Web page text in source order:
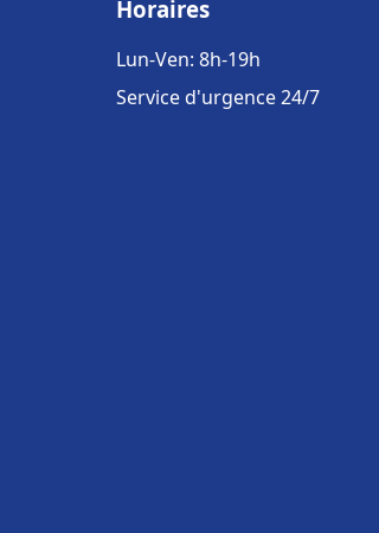
Horaires
Lun-Ven: 8h-19h
Service d'urgence 24/7